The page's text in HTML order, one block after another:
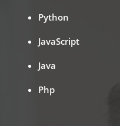
Python
JavaScript
Java
Php